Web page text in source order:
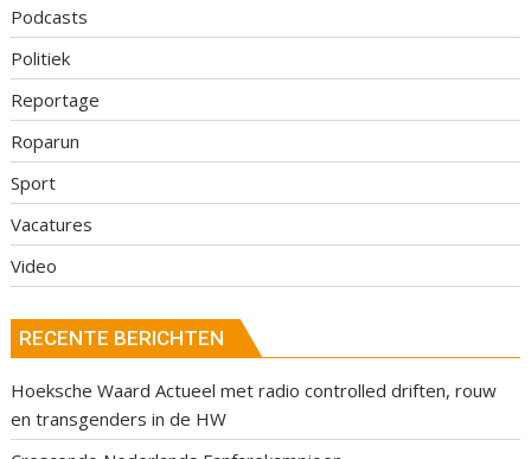
Podcasts
Politiek
Reportage
Roparun
Sport
Vacatures
Video
RECENTE BERICHTEN
Hoeksche Waard Actueel met radio controlled driften, rouw
en transgenders in de HW